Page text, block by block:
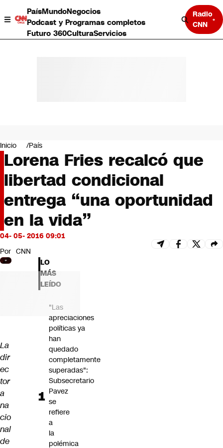
PaísMundoNegocios
Podcast y Programas completos
Futuro 360CulturaServicios
Radio
CNN
Negocios
Deportes
Programas completos
Cultura
Servicios
Bits
CNN tiempo
Futuro 360
Inicio País
Lorena Fries recalcó que
libertad condicional
entrega “una oportunidad
en la vida”
04- 05- 2016 09:01
Por CNN
La
dir
ec
tor
a
na
cio
nal
de
LO
MÁS
LEÍDO
"Las
apreciaciones
políticas ya
han
quedado
completamente
superadas":
Subsecretario
Pavez
se
refiere
a
la
polémica